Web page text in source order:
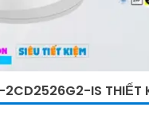
2CD2526G2-IS THIẾT